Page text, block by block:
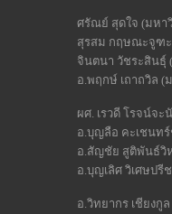
ศรัณย์ สุดใจ (มหา
สุรสม กฤษณะจูฑ
จินตนา วัชระสินธุ์
อ.พฤกษ์ เถาถวิล
ผศ. เรวดี โรจน์จ
อ.บุญลือ คะเชนท
อ.สัญชัย สูติพันธ์วิ
อ.บุญเลิศ วิเศษปรี
อ.วิทยากร เชียงกู